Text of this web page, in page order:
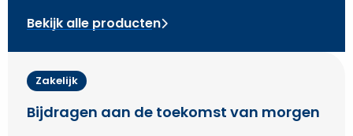
Bekijk alle producten
Zakelijk
Bijdragen aan de toekomst van morgen